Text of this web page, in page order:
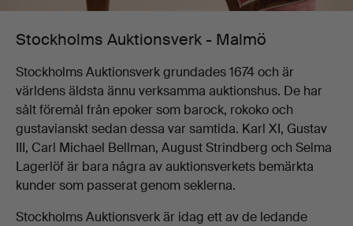
Stockholms Auktionsverk - Malmö
Stockholms Auktionsverk grundades 1674 och är
världens äldsta ännu verksamma auktionshus. De har
sålt föremål från epoker som barock, rokoko och
gustavianskt sedan dessa var samtida. Karl XI, Gustav
III, Carl Michael Bellman, August Strindberg och Selma
Lagerlöf är bara några av auktionsverkets bemärkta
kunder som passerat genom seklerna.
Stockholms Auktionsverk är idag ett av de ledande